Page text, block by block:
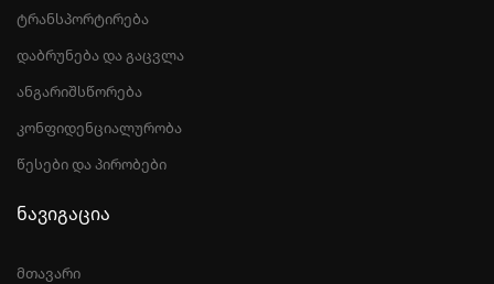
ტრანსპორტირება
დაბრუნება და გაცვლა
ანგარიშსწორება
კონფიდენციალურობა
წესები და პირობები
ნავიგაცია
მთავარი